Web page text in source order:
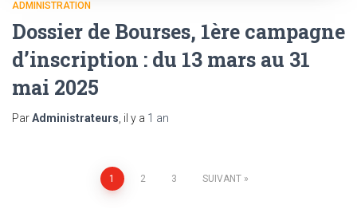
ADMINISTRATION
Dossier de Bourses, 1ère campagne
d’inscription : du 13 mars au 31
mai 2025
ParAdministrateurs , il y a 1 an
Pagination
1 2 3 SUIVANT